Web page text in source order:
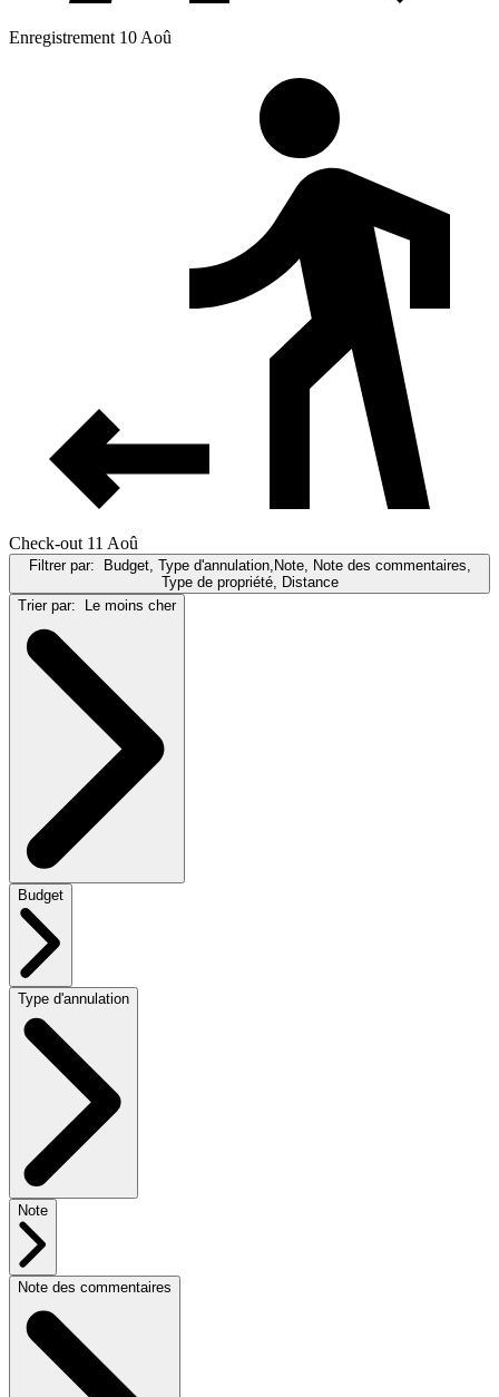
Enregistrement 10 Aoû
Check-out 11 Aoû
Filtrer par: Budget, Type d'annulation,Note, Note des commentaires,
Type de propriété, Distance
Trier par: Le moins cher
Budget
Type d'annulation
Note
Note des commentaires